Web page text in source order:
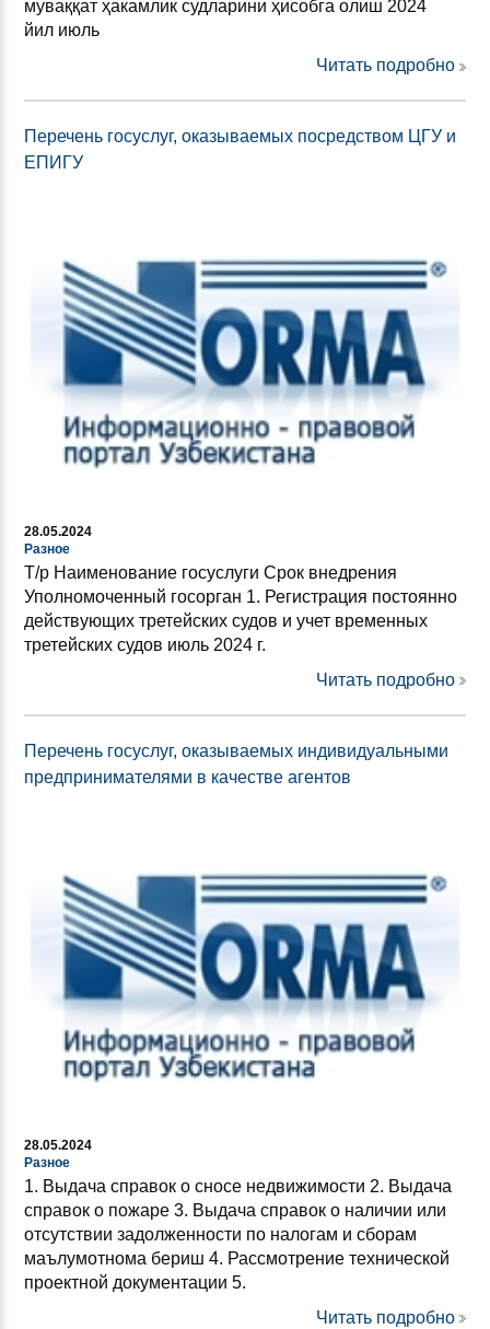
муваққат ҳакамлик судларини ҳисобга олиш 2024
йил июль
Читать подробно
Перечень госуслуг, оказываемых посредством ЦГУ и
ЕПИГУ
28.05.2024
Разное
Т/р Наименование госуслуги Срок внедрения
Уполномоченный госорган 1. Регистрация постоянно
действующих третейских судов и учет временных
третейских судов июль 2024 г.
Читать подробно
Перечень госуслуг, оказываемых индивидуальными
предпринимателями в качестве агентов
28.05.2024
Разное
1. Выдача справок о сносе недвижимости 2. Выдача
справок о пожаре 3. Выдача справок о наличии или
отсутствии задолженности по налогам и сборам
маълумотнома бериш 4. Рассмотрение технической
проектной документации 5.
Читать подробно